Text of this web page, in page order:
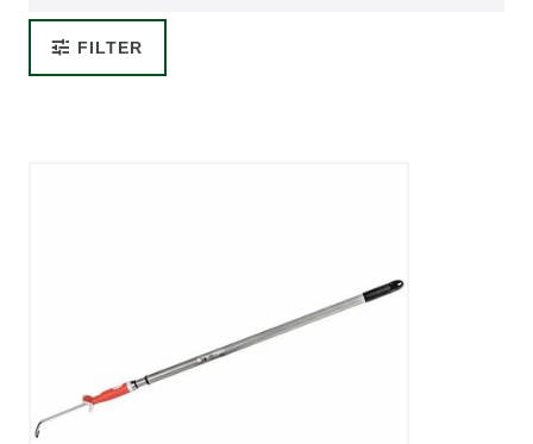
FILTER